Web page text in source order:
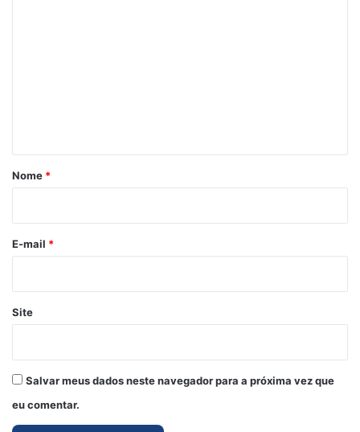
r
*
Nome *
E-mail *
Site
Salvar meus dados neste navegador para a próxima vez que
eu comentar.